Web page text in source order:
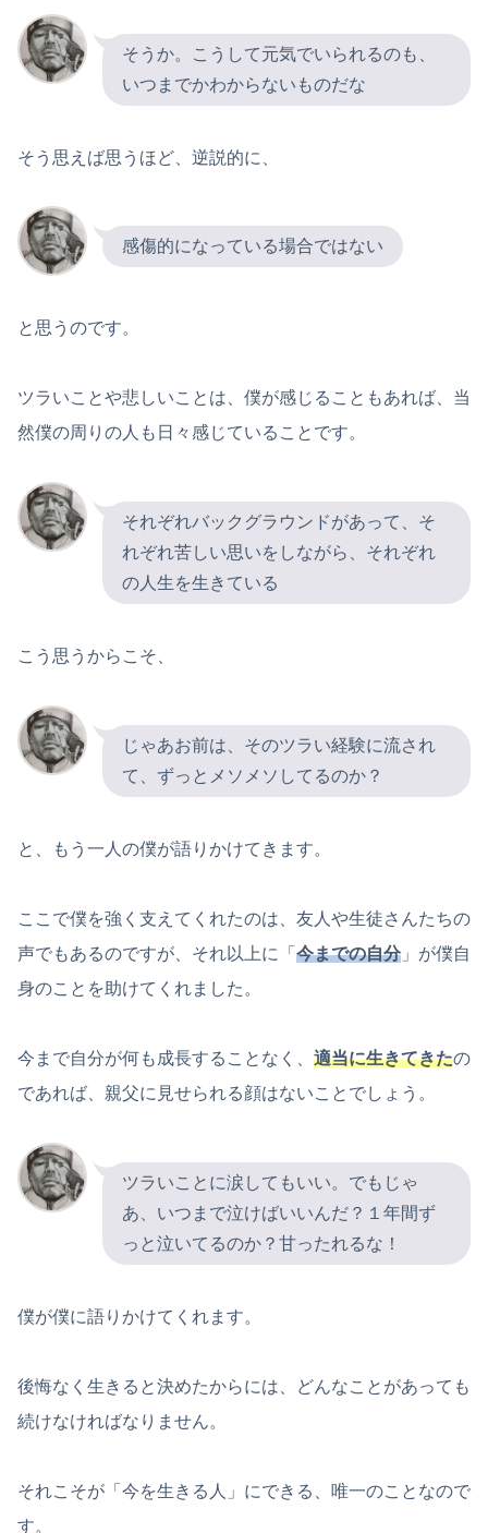
そうか。こうして元気でいられるのも、
いつまでかわからないものだな
そう思えば思うほど、逆説的に、
感傷的になっている場合ではない
と思うのです。
ツラいことや悲しいことは、僕が感じることもあれば、当
然僕の周りの人も日々感じていることです。
それぞれバックグラウンドがあって、そ
れぞれ苦しい思いをしながら、それぞれ
の人生を生きている
こう思うからこそ、
じゃあお前は、そのツラい経験に流され
て、ずっとメソメソしてるのか？
と、もう一人の僕が語りかけてきます。
ここで僕を強く支えてくれたのは、友人や生徒さんたちの
声でもあるのですが、それ以上に「 今までの自分」が僕自
身のことを助けてくれました。
今まで自分が何も成長することなく、 適当に生きてきたの
であれば、親父に見せられる顔はないことでしょう。
ツラいことに涙してもいい。でもじゃ
あ、いつまで泣けばいいんだ？１年間ず
っと泣いてるのか？甘ったれるな！
僕が僕に語りかけてくれます。
後悔なく生きると決めたからには、どんなことがあっても
続けなければなりません。
それこそが「今を生きる人」にできる、唯一のことなので
す。